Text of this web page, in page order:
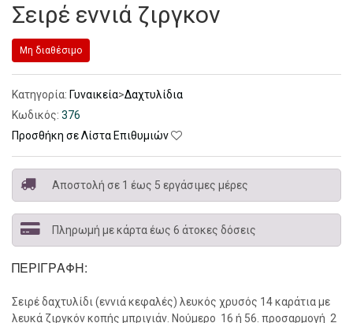
Σειρέ εννιά ζιργκον
Μη διαθέσιμο
Κατηγορία: Γυναικεία>Δαχτυλίδια
Κωδικός: 376
Προσθήκη σε Λίστα Επιθυμιών
Αποστολή σε 1 έως 5 εργάσιμες μέρες
Πληρωμή με κάρτα έως 6 άτοκες δόσεις
ΠΕΡΙΓΡΑΦΉ:
Σειρέ δαχτυλίδι (εννιά κεφαλές) λευκός χρυσός 14 καράτια με
λευκά ζιργκόν κοπής μπριγιάν. Νούμερο 16 ή 56. προσαρμογή 2